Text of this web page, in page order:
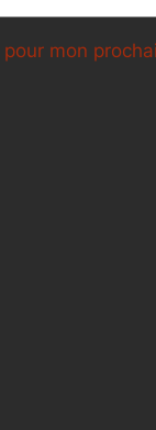
mon